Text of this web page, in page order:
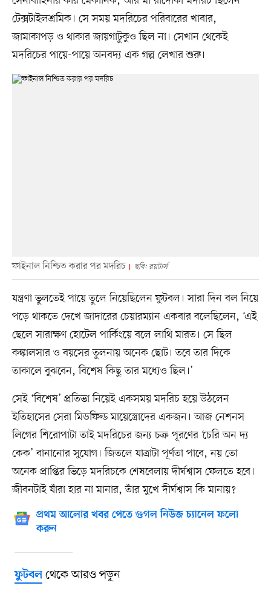
টেক্সটাইলশ্রমিক। সে সময় মদরিচের পরিবারের খাবার,
জামাকাপড় ও থাকার জায়গাটুকুও ছিল না। সেখান থেকেই
মদরিচের পায়ে-পায়ে অনবদ্য এক গল্প লেখার শুরু।
ফাইনাল নিশ্চিত করার পর মদরিচ ছবি: রয়টার্স
যন্ত্রণা ভুলতেই পায়ে তুলে নিয়েছিলেন ফুটবল। সারা দিন বল নিয়ে
পড়ে থাকতে দেখে জাদারের চেয়ারম্যান একবার বলেছিলেন, ‘এই
ছেলে সারাক্ষণ হোটেল পার্কিংয়ে বলে লাথি মারত। সে ছিল
কঙ্কালসার ও বয়সের তুলনায় অনেক ছোট। তবে তার দিকে
তাকালে বুঝবেন, বিশেষ কিছু তার মধ্যেও ছিল।’
সেই ‘বিশেষ’ প্রতিভা নিয়েই একসময় মদরিচ হয়ে উঠলেন
ইতিহাসের সেরা মিডফিল্ড মায়েস্ত্রোদের একজন। আজ নেশনস
লিগের শিরোপাটা তাই মদরিচের জন্য চক্র পূরণের ‘চেরি অন দ্য
কেক’ বানানোর সুযোগ। জিতলে যাত্রাটা পূর্ণতা পাবে, নয় তো
অনেক প্রাপ্তির ভিড়ে মদরিচকে শেষবেলায় দীর্ঘশ্বাস ফেলতে হবে।
জীবনটাই যাঁরা হার না মানার, তাঁর মুখে দীর্ঘশ্বাস কি মানায়?
প্রথম আলোর খবর পেতে গুগল নিউজ চ্যানেল ফলো
করুন
ফুটবলথেকে আরও পড়ুন